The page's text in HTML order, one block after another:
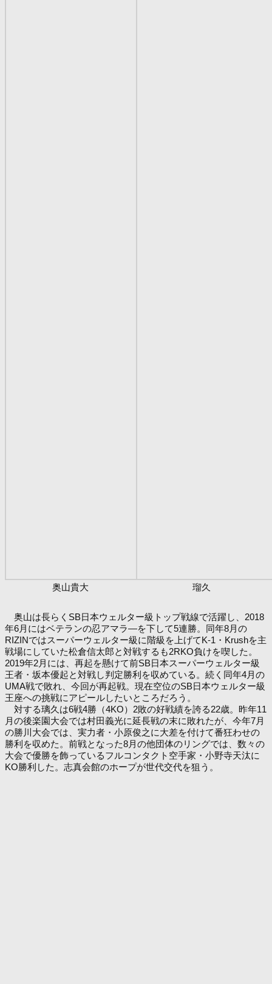
奥山貴大 瑠久
奥山は長らくSB日本ウェルター級トップ戦線で活躍し、2018
年6月にはベテランの忍アマラ―を下して5連勝。同年8月の
RIZINではスーパーウェルター級に階級を上げてK-1・Krushを主
戦場にしていた松倉信太郎と対戦するも2RKO負けを喫した。
2019年2月には、再起を懸けて前SB日本スーパーウェルター級
王者・坂本優起と対戦し判定勝利を収めている。続く同年4月の
UMA戦で敗れ、今回が再起戦。現在空位のSB日本ウェルター級
王座への挑戦にアピールしたいところだろう。
対する璃久は6戦4勝（4KO）2敗の好戦績を誇る22歳。昨年11
月の後楽園大会では村田義光に延長戦の末に敗れたが、今年7月
の勝川大会では、実力者・小原俊之に大差を付けて番狂わせの
勝利を収めた。前戦となった8月の他団体のリングでは、数々の
大会で優勝を飾っているフルコンタクト空手家・小野寺天汰に
KO勝利した。志真会館のホープが世代交代を狙う。